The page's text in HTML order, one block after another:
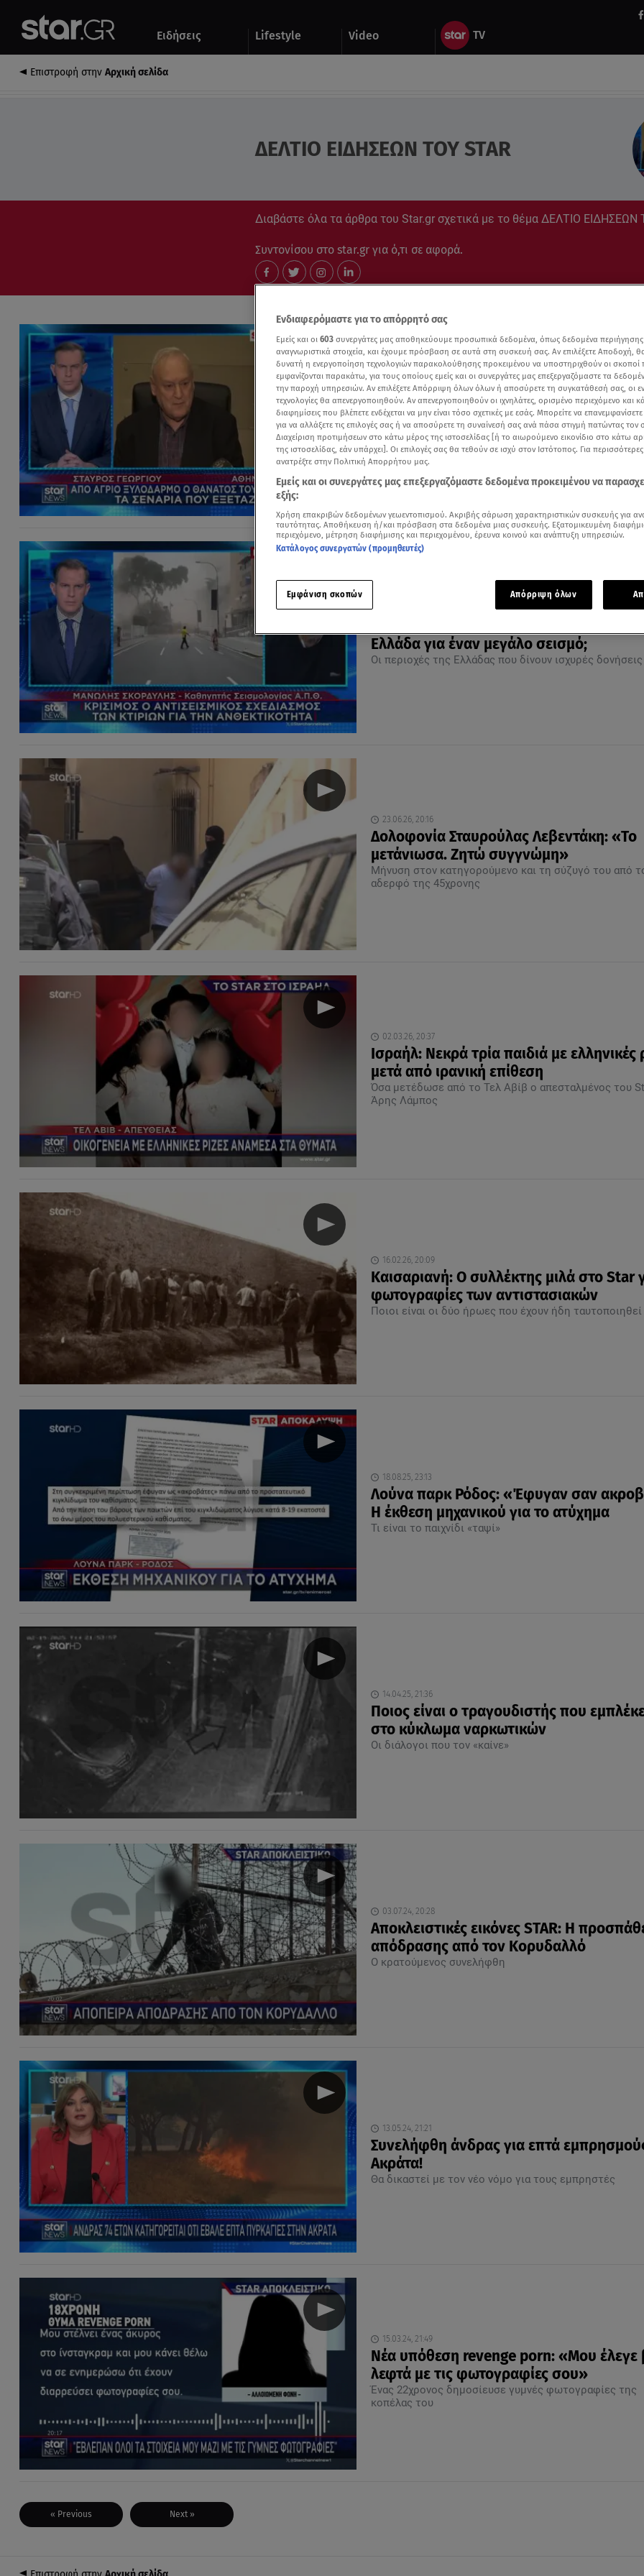
Ειδήσεις Lifestyle Video
Αυτοκίνητο
Επιστροφή στην Αρχική σελίδα
ΔΕΛΤΙΟ ΕΙΔΗΣΕΩΝ ΤΟΥ STAR
Διαβάστε όλα τα άρθρα του Star.gr σχετικά με το θέμα ΔΕΛΤΙΟ ΕΙΔΗΣΕΩΝ
Συντονίσου στο star.gr για ό,τι σε αφορά.
22.07.26, 16:14
Σταύρος Γεωργίου: Βίντεο τον έχει
με άτομο - Τα 3 σενάρια
Εξετάζεται αν υπήρξε και δεύτερο άτομο - Τι έδειξε η
ιατροδικαστική εξέταση
Ελλάδα για έναν μεγάλο σεισμό;
Οι περιοχές της Ελλάδας που δίνουν ισχυρές δονήσεις
23.06.26, 20:16
Δολοφονία Σταυρούλας Λεβεντάκη: «Το
μετάνιωσα. Ζητώ συγγνώμη»
Μήνυση στον κατηγορούμενο και τη σύζυγό του από
αδερφό της 45χρονης
02.03.26, 20:37
Ισραήλ: Νεκρά τρία παιδιά με ελληνικές
μετά από ιρανική επίθεση
Όσα μετέδωσε από το Τελ Αβίβ ο απεσταλμένος του
Άρης Λάμπος
16.02.26, 20:09
Καισαριανή: Ο συλλέκτης μιλά στο Star
φωτογραφίες των αντιστασιακών
Ποιοι είναι οι δύο ήρωες που έχουν ήδη ταυτοποιηθεί
18.08.25, 23:13
Λούνα παρκ Ρόδος: «Έφυγαν σαν
Η έκθεση μηχανικού για το ατύχημα
Τι είναι το παιχνίδι «ταψί»
14.04.25, 21:36
Ποιος είναι ο τραγουδιστής που
στο κύκλωμα ναρκωτικών
Οι διάλογοι που τον «καίνε»
03.07.24, 20:28
Αποκλειστικές εικόνες STAR: Η
απόδρασης από τον Κορυδαλλό
Ο κρατούμενος συνελήφθη
13.05.24, 21:21
Συνελήφθη άνδρας για επτά
Ακράτα!
Θα δικαστεί με τον νέο νόμο για τους εμπρηστές
15.03.24, 21:49
Νέα υπόθεση revenge porn: «Μου έλεγε
λεφτά με τις φωτογραφίες σου»
Ένας 22χρονος δημοσίευσε γυμνές φωτογραφίες της
κοπέλας του
« Previous Next »
Ενδιαφερόμαστε για το απόρρητό σας
Εμείς και οι 603 συνεργάτες μας αποθηκεύουμε προσωπικά δεδομένα, όπως δεδομένα
αναγνωριστικά στοιχεία, και έχουμε πρόσβαση σε αυτά στη συσκευή σας. Αν επιλέξετε Αποδοχή,
δυνατή η ενεργοποίηση τεχνολογιών παρακολούθησης προκειμένου να υποστηριχθούν οι σκοποί
εμφανίζονται παρακάτω, για τους οποίους εμείς και οι συνεργάτες μας επεξεργαζόμαστε τα
την παροχή υπηρεσιών. Αν επιλέξετε Απόρριψη όλων όλων ή αποσύρετε τη συγκατάθεσή σας, οι
τεχνολογίες θα απενεργοποιηθούν. Αν απενεργοποιηθούν οι ιχνηλάτες, ορισμένο περιεχόμενο και
διαφημίσεις που βλέπετε ενδέχεται να μην είναι τόσο σχετικές με εσάς. Μπορείτε να
για να αλλάξετε τις επιλογές σας ή να αποσύρετε τη συναίνεσή σας ανά πάσα στιγμή πατώντας τον
Διαχείριση προτιμήσεων στο κάτω μέρος της ιστοσελίδας [ή το αιωρούμενο εικονίδιο στο κάτω
της ιστοσελίδας, εάν υπάρχει]. Οι επιλογές σας θα τεθούν σε ισχύ στον Ιστότοπος. Για
ανατρέξτε στην Πολιτική Απορρήτου μας.
Εμείς και οι συνεργάτες μας επεξεργαζόμαστε δεδομένα προκειμένου να
εξής:
Χρήση επακριβών δεδομένων γεωεντοπισμού. Ακριβής σάρωση χαρακτηριστικών συσκευής για
ταυτότητας. Αποθήκευση ή/και πρόσβαση στα δεδομένα μιας συσκευής. Εξατομικευμένη
περιεχόμενο, μέτρηση διαφήμισης και περιεχομένου, έρευνα κοινού και ανάπτυξη υπηρεσιών.
Κατάλογος συνεργατών (προμηθευτές)
Εμφάνιση σκοπών Απόρριψη όλων